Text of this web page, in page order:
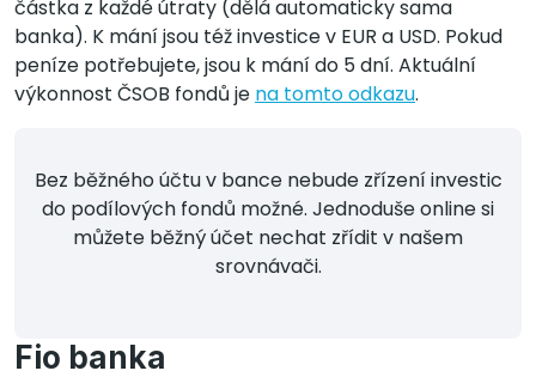
částka z každé útraty (dělá automaticky sama
banka). K mání jsou též investice v EUR a USD. Pokud
peníze potřebujete, jsou k mání do 5 dní. Aktuální
výkonnost ČSOB fondů je na tomto odkazu.
Bez běžného účtu v bance nebude zřízení investic
do podílových fondů možné. Jednoduše online si
můžete běžný účet nechat zřídit v našem
srovnávači.
Fio banka